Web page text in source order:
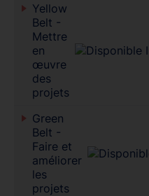
Yellow
Belt -
Mettre
en
œuvre
des
projets
Green
Belt -
Faire et
améliorer
les
projets